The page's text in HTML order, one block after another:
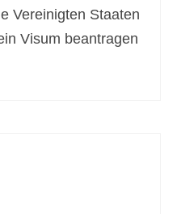
Vereinigten Staaten
Visum beantragen